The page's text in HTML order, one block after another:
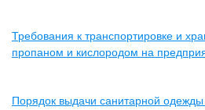
Требования к транспортировке и
пропаном и кислородом на
Порядок выдачи санитарной